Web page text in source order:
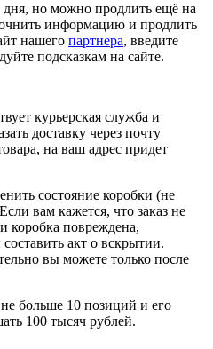
дня, но можно продлить ещё на
информацию и продлить
нашего партнера, введите
подсказкам на сайте.
курьерская служба и
доставку через почту
на ваш адрес придет
состояние коробки (не
вам кажется, что заказ не
коробка повреждена,
акт о вскрытии.
вы можете только после
больше 10 позиций и его
100 тысяч рублей.